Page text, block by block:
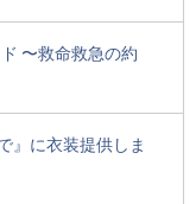
〜救命救急の約
』に衣装提供しま